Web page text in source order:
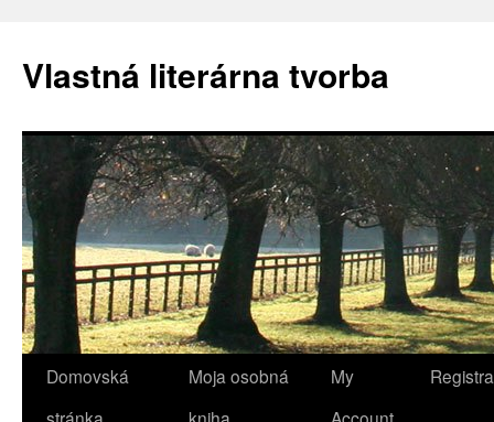
Vlastná literárna tvorba
Preskočiť
na
Domovská
Moja osobná
My